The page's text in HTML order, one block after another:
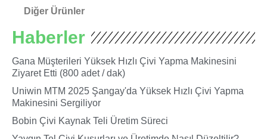
Diğer Ürünler
Haberler
Gana Müşterileri Yüksek Hızlı Çivi Yapma Makinesini
Ziyaret Etti (800 adet / dak)
Uniwin MTM 2025 Şangay'da Yüksek Hızlı Çivi Yapma
Makinesini Sergiliyor
Bobin Çivi Kaynak Teli Üretim Süreci